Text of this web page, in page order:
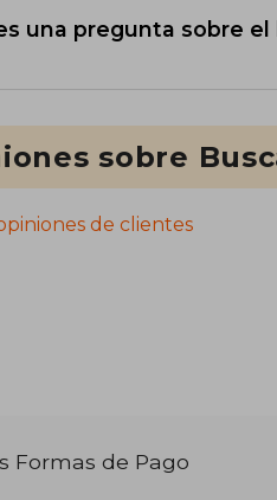
una pregunta sobre el
sobre
de clientes
Formas de Pago